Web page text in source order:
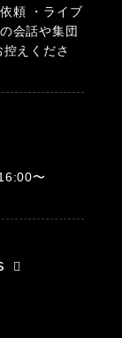
頼 ・ライブ
会話や集団
えくださ
〜